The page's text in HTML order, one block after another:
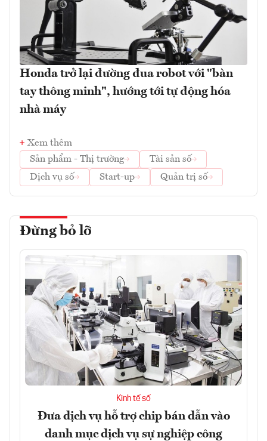
Honda trở lại đường đua robot với "bàn
tay thông minh", hướng tới tự động hóa
nhà máy
Xem thêm
Sản phẩm - Thị trường
Tài sản số
Dịch vụ số
Start-up Quản trị số
Đừng bỏ lỡ
Kinh tế số
Đưa dịch vụ hỗ trợ chip bán dẫn vào
danh mục dịch vụ sự nghiệp công